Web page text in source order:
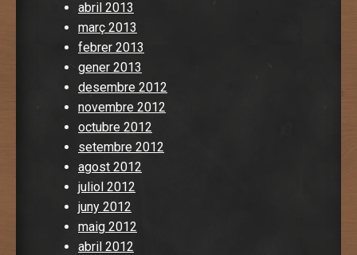
abril 2013
març 2013
febrer 2013
gener 2013
desembre 2012
novembre 2012
octubre 2012
setembre 2012
agost 2012
juliol 2012
juny 2012
maig 2012
abril 2012